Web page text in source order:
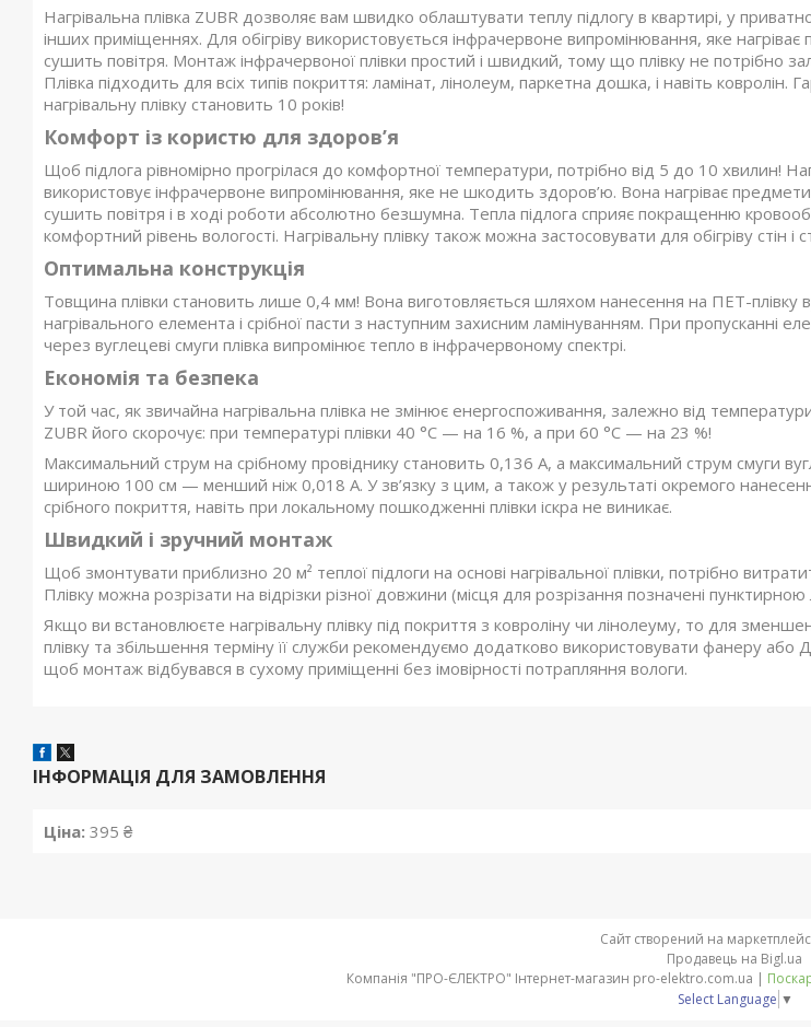
Нагрівальна плівка ZUBR дозволяє вам швидко облаштувати теплу підлогу в квартирі, у
інших приміщеннях. Для обігріву використовується інфрачервоне випромінювання, яке
сушить повітря. Монтаж інфрачервоної плівки простий і швидкий, тому що плівку не потрібно
Плівка підходить для всіх типів покриття: ламінат, лінолеум, паркетна дошка, і навіть ковролін.
нагрівальну плівку становить 10 років!
Комфорт із користю для здоров’я
Щоб підлога рівномірно прогрілася до комфортної температури, потрібно від 5 до 10 хвилин!
використовує інфрачервоне випромінювання, яке не шкодить здоров’ю. Вона нагріває предмети,
сушить повітря і в ході роботи абсолютно безшумна. Тепла підлога сприяє покращенню
комфортний рівень вологості. Нагрівальну плівку також можна застосовувати для обігріву стін і
Оптимальна конструкція
Товщина плівки становить лише 0,4 мм! Вона виготовляється шляхом нанесення на ПЕТ-плівку
нагрівального елемента і срібної пасти з наступним захисним ламінуванням. При пропусканні
через вуглецеві смуги плівка випромінює тепло в інфрачервоному спектрі.
Економія та безпека
У той час, як звичайна нагрівальна плівка не змінює енергоспоживання, залежно від температури
ZUBR його скорочує: при температурі плівки 40 °С — на 16 %, а при 60 °С — на 23 %!
Максимальний струм на срібному провіднику становить 0,136 А, а максимальний струм смуги
шириною 100 см — менший ніж 0,018 А. У зв’язку з цим, а також у результаті окремого
срібного покриття, навіть при локальному пошкодженні плівки іскра не виникає.
Швидкий і зручний монтаж
Щоб змонтувати приблизно 20 м² теплої підлоги на основі нагрівальної плівки, потрібно
Плівку можна розрізати на відрізки різної довжини (місця для розрізання позначені
Якщо ви встановлюєте нагрівальну плівку під покриття з ковроліну чи лінолеуму, то для
плівку та збільшення терміну її служби рекомендуємо додатково використовувати фанеру
щоб монтаж відбувався в сухому приміщенні без імовірності потрапляння вологи.
ІНФОРМАЦІЯ ДЛЯ ЗАМОВЛЕННЯ
Ціна: 395 ₴
Сайт створений на
Продавець на Bigl.ua
Компанія "ПРО-ЄЛЕКТРО" Інтернет-магазин pro-elektro.com.ua |
Select Language ▼